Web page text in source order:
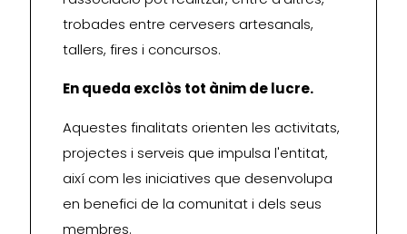
trobades entre cervesers artesanals,
tallers, fires i concursos.
En queda exclòs tot ànim de lucre.
Aquestes finalitats orienten les activitats,
projectes i serveis que impulsa l'entitat,
així com les iniciatives que desenvolupa
en benefici de la comunitat i dels seus
membres.